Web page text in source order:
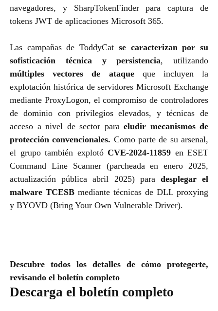
navegadores, y SharpTokenFinder para captura de
tokens JWT de aplicaciones Microsoft 365.
Las campañas de ToddyCat se caracterizan por su
sofisticación técnica y persistencia, utilizando
múltiples vectores
de ataqueque incluyen la
explotación histórica de servidores Microsoft Exchange
mediante ProxyLogon, el compromiso de controladores
de dominio con privilegios elevados, y técnicas de
acceso a nivel de sector para eludir mecanismos de
protección convencionales. Como parte de su arsenal,
el grupo también explotó CVE-2024-11859 en ESET
Command Line Scanner (parcheada en enero 2025,
actualización pública abril 2025) para desplegar el
malware TCESB mediante técnicas de DLL proxying
y BYOVD (Bring Your Own Vulnerable Driver).
Descubre todos los detalles de cómo protegerte,
revisando el boletín completo
Descarga el boletín completo